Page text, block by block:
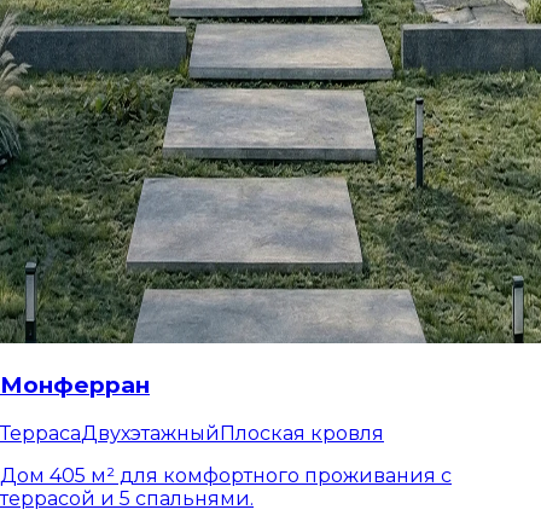
Монферран
ТеррасаДвухэтажныйПлоская кровля
Дом 405 м² для комфортного проживания с
террасой и 5 спальнями.